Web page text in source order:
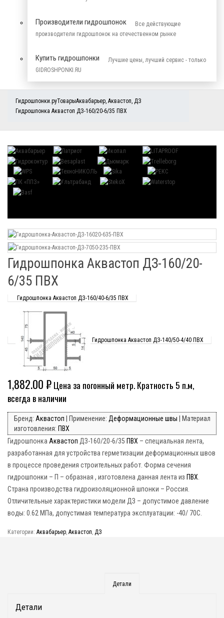
Производители гидрошпонок
Все действующие
производители гидрошпонок на отечественном рынке
Купить гидрошпонки
Лучшие цены, лучший сервис - только
GIDROSHPONKI.RU
Гидрошпонки.руТоварыАквабарьер, Аквастоп, ДЗ
Гидрошпонка Аквастоп ДЗ-160/20-6/35 ПВХ
Гидрошпонка Аквастоп ДЗ-160/20-
6/35 ПВХ
Гидрошпонка Аквастоп ДЗ-160/40-6/35 ПВХ
Гидрошпонка Аквастоп ДЗ-140/50-4/40 ПВХ
1,882.00₽Цена за погонный метр. Кратность 5 п.м,
всегда в наличии
Бренд: Аквастоп | Применение: Деформационные швы | Материал
изготовления: ПВХ
Гидрошпонка Аквастоп ДЗ-160/20-6/35 ПВХ – специальная лента,
разработанная для устройства герметизации деформационных швов
в процессе проведения строительных работ. Форма сечения
гидрошпонки – П – образная , изготовлена данная лента из ПВХ
Страна производства гидроизоляционной шпонки – Россия.
Отличительные характеристики модели ДЗ – допустимое давление
воды: 0.62 МПа, допустимая температура эксплуатации: -40/ 70C.
Категории: Аквабарьер, Аквастоп, ДЗ
Детали
Детали